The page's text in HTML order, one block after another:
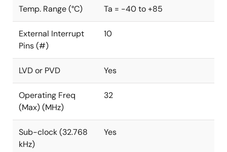
Temp. Range (°C) Ta = -40 to +85
External Interrupt
Pins (#)
10
LVD or PVD Yes
Operating Freq
(Max) (MHz)
32
Sub-clock (32.768
kHz)
Yes